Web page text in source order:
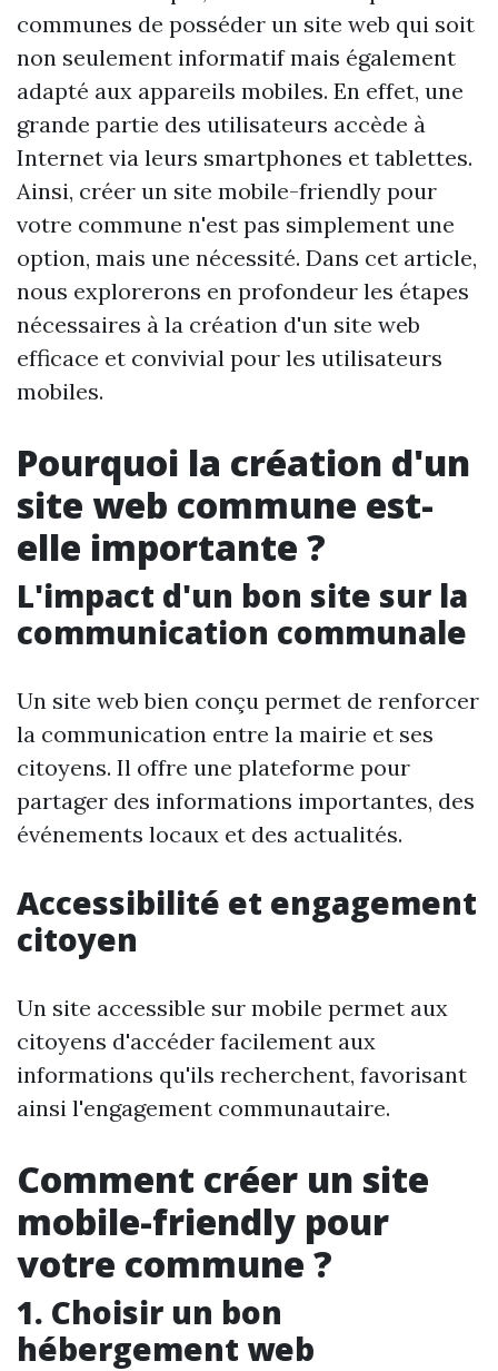
communes de posséder un site web qui soit
non seulement informatif mais également
adapté aux appareils mobiles. En effet, une
grande partie des utilisateurs accède à
Internet via leurs smartphones et tablettes.
Ainsi, créer un site mobile-friendly pour
votre commune n'est pas simplement une
option, mais une nécessité. Dans cet article,
nous explorerons en profondeur les étapes
nécessaires à la création d'un site web
efficace et convivial pour les utilisateurs
mobiles.
Pourquoi la création d'un
site web commune est-
elle importante ?
L'impact d'un bon site sur la
communication communale
Un site web bien conçu permet de renforcer
la communication entre la mairie et ses
citoyens. Il offre une plateforme pour
partager des informations importantes, des
événements locaux et des actualités.
Accessibilité et engagement
citoyen
Un site accessible sur mobile permet aux
citoyens d'accéder facilement aux
informations qu'ils recherchent, favorisant
ainsi l'engagement communautaire.
Comment créer un site
mobile-friendly pour
votre commune ?
1. Choisir un bon
hébergement web